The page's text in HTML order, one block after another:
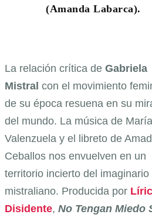
(Amanda Labarca).
La relación crítica de Gabriela
Mistral con el movimiento
de su época resuena en su
del mundo. La música de María
Valenzuela y el libreto de
Ceballos nos envuelven en un
territorio incierto del imaginario
mistraliano. Producida por
Disidente, No Tengan Miedo